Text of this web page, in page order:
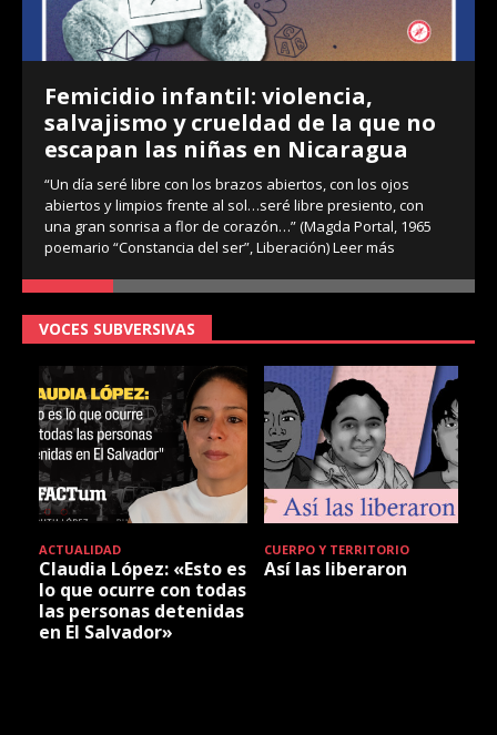
Femicidio infantil: violencia,
salvajismo y crueldad de la que no
escapan las niñas en Nicaragua
“Un día seré libre con los brazos abiertos, con los ojos
abiertos y limpios frente al sol…seré libre presiento, con
una gran sonrisa a flor de corazón…” (Magda Portal, 1965
poemario “Constancia del ser”, Liberación)Leer más
VOCES SUBVERSIVAS
ACTUALIDAD
Claudia López: «Esto es
lo que ocurre con todas
las personas detenidas
en El Salvador»
CUERPO Y TERRITORIO
Así las liberaron